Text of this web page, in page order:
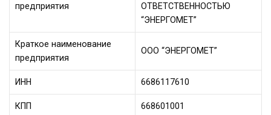
предприятия
ОТВЕТСТВЕННОСТЬЮ
“ЭНЕРГОМЕТ”
Краткое наименование
предприятия
ООО “ЭНЕРГОМЕТ”
ИНН 6686117610
КПП 668601001